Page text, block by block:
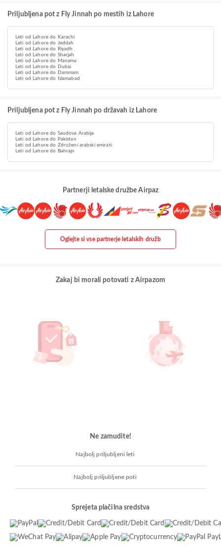
Priljubljena pot z Fly Jinnah po mestih iz Lahore
Leti od Lahore do Karachi
Leti od Lahore do Jeddah
Leti od Lahore do Riyadh
Leti od Lahore do Sharjah
Leti od Lahore do Manama
Leti od Lahore do Dubai
Leti od Lahore do Dammam
Leti od Lahore do Islamabad
Priljubljena pot z Fly Jinnah po državah iz Lahore
Leti od Lahore do Saudova Arabija
Leti od Lahore do Pakistan
Leti od Lahore do Združeni arabski emirati
Leti od Lahore do Bahrajn
Partnerji letalske družbe Airpaz
Oglejte si vse partnerje letalskih družb
Zakaj bi morali potovati z Airpazom
Ne zamudite!
Najbolj priljubljeni leti
Najbolj priljubljene poti
Sprejeta plačilna sredstva